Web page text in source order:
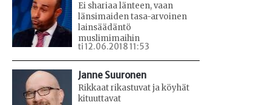
Ei shariaa länteen, vaan
länsimaiden tasa-arvoinen
lainsäädäntö
muslimimaihin
ti 12.06.2018 11:53
Janne Suuronen
Rikkaat rikastuvat ja köyhät
kituuttavat